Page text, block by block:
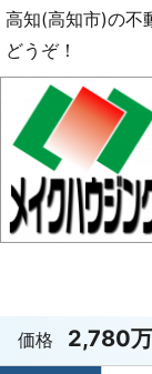
高知(高知市)の不
どうぞ！
価格 2,780